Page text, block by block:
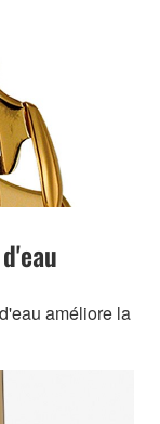
améliore la